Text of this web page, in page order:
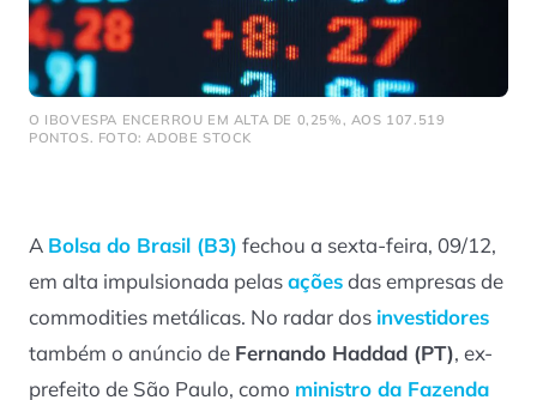
O IBOVESPA ENCERROU EM ALTA DE 0,25%, AOS 107.519
PONTOS. FOTO: ADOBE STOCK
A Bolsa do Brasil (B3) fechou a sexta-feira, 09/12,
em alta impulsionada pelasaçõesdas empresas de
commodities metálicas. No radar dos investidores
também o anúncio de Fernando Haddad (PT), ex-
prefeito de São Paulo, como ministro da Fazenda